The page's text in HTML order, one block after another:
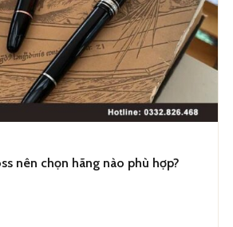
nên chọn hãng nào phù hợp?